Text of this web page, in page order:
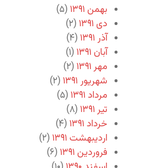
بهمن ۱۳۹۱
(۵)
دی ۱۳۹۱
(۲)
آذر ۱۳۹۱
(۴)
آبان ۱۳۹۱
(۱)
مهر ۱۳۹۱
(۲)
شهریور ۱۳۹۱
(۲)
مرداد ۱۳۹۱
(۵)
تیر ۱۳۹۱
(۸)
خرداد ۱۳۹۱
(۴)
اردیبهشت ۱۳۹۱
(۲)
فروردین ۱۳۹۱
(۶)